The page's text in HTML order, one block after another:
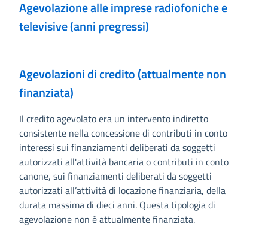
Agevolazione alle imprese radiofoniche e
televisive (anni pregressi)
Agevolazioni di credito (attualmente non
finanziata)
Il credito agevolato era un intervento indiretto
consistente nella concessione di contributi in conto
interessi sui finanziamenti deliberati da soggetti
autorizzati all'attività bancaria o contributi in conto
canone, sui finanziamenti deliberati da soggetti
autorizzati all’attività di locazione finanziaria, della
durata massima di dieci anni. Questa tipologia di
agevolazione non è attualmente finanziata.